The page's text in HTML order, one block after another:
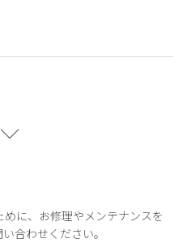
をご利用いただけません。ショ
用いただけます。あらかじめ
をして低温〜中温でやさしくア
でのアイロンや強い摩擦、水濡
㎝に、お修理やメンテナンスを
合わせください。